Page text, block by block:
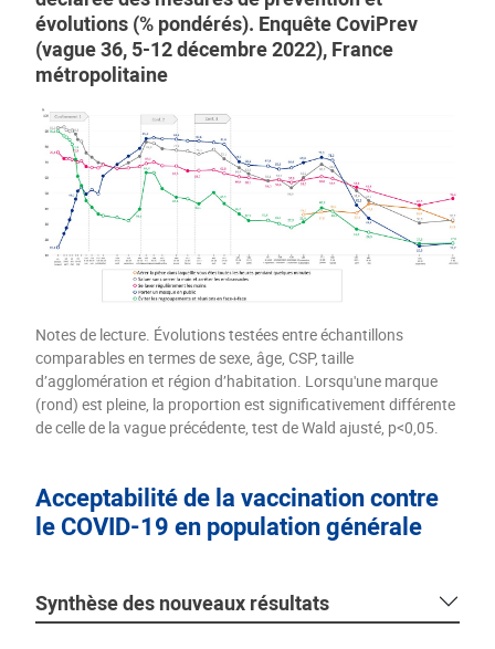
évolutions (% pondérés). Enquête CoviPrev
(vague 36, 5-12 décembre 2022), France
métropolitaine
Notes de lecture. Évolutions testées entre échantillons
comparables en termes de sexe, âge, CSP, taille
d’agglomération et région d’habitation. Lorsqu'une marque
(rond) est pleine, la proportion est significativement différente
de celle de la vague précédente, test de Wald ajusté, p<0,05.
Acceptabilité de la vaccination contre
le COVID-19 en population générale
Synthèse des nouveaux résultats